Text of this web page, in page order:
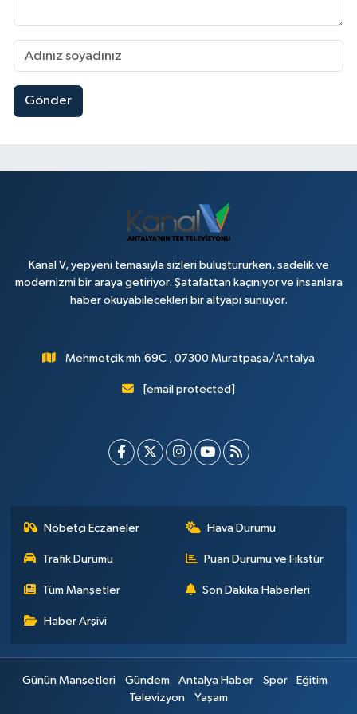
Gönder
Kanal V, yepyeni temasıyla sizleri buluştururken, sadelik ve
modernizmi bir araya getiriyor. Şatafattan kaçınıyor ve insanlara
haber okuyabilecekleri bir altyapı sunuyor.
Mehmetçik mh.69C , 07300 Muratpaşa/Antalya
[email protected]
Nöbetçi Eczaneler Hava Durumu
Trafik Durumu Puan Durumu ve Fikstür
Tüm Manşetler Son Dakika Haberleri
Haber Arşivi
Günün Manşetleri Gündem Antalya Haber Spor
Eğitim
Televizyon
Yaşam